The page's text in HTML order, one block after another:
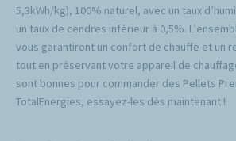
5,3kWh/kg), 100% naturel, avec un taux
un taux de cendres inférieur à 0,5%.
vous garantiront un confort de chauffe et un
tout en préservant votre appareil de
sont bonnes pour commander des Pellets
TotalEnergies, essayez-les dès maintenant !